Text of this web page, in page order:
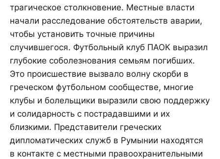
трагическое столкновение. Местные власти
начали расследование обстоятельств аварии,
чтобы установить точные причины
случившегося. Футбольный клуб ПАОК выразил
глубокие соболезнования семьям погибших.
Это происшествие вызвало волну скорби в
греческом футбольном сообществе, многие
клубы и болельщики выразили свою поддержку
и солидарность с пострадавшими и их
близкими. Представители греческих
дипломатических служб в Румынии находятся
в контакте с местными правоохранительными